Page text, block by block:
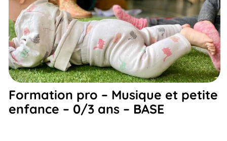
Formation pro – Musique et petite
enfance – 0/3 ans – BASE